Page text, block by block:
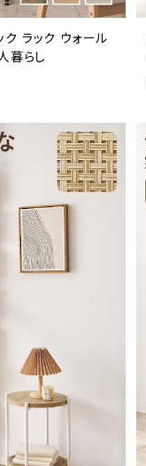
ク ラック ウォール
暮らし